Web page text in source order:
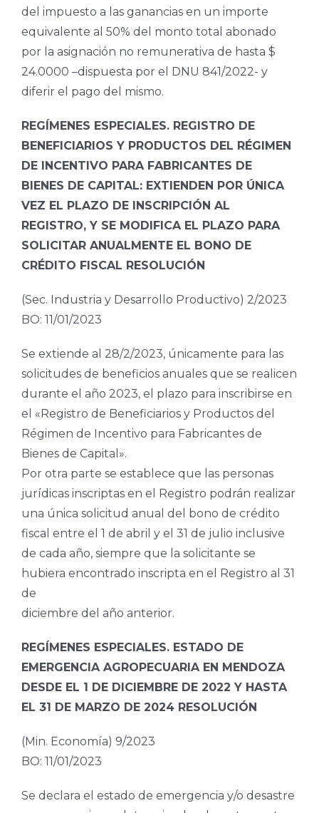
del impuesto a las ganancias en un importe
equivalente al 50% del monto total abonado
por la asignación no remunerativa de hasta $
24.0000 –dispuesta por el DNU 841/2022- y
diferir el pago del mismo.
REGÍMENES ESPECIALES. REGISTRO DE
BENEFICIARIOS Y PRODUCTOS DEL RÉGIMEN
DE INCENTIVO PARA FABRICANTES DE
BIENES DE CAPITAL: EXTIENDEN POR ÚNICA
VEZ EL PLAZO DE INSCRIPCIÓN AL
REGISTRO, Y SE MODIFICA EL PLAZO PARA
SOLICITAR ANUALMENTE EL BONO DE
CRÉDITO FISCAL RESOLUCIÓN
(Sec. Industria y Desarrollo Productivo) 2/2023
BO: 11/01/2023
Se extiende al 28/2/2023, únicamente para las
solicitudes de beneficios anuales que se realicen
durante el año 2023, el plazo para inscribirse en
el «Registro de Beneficiarios y Productos del
Régimen de Incentivo para Fabricantes de
Bienes de Capital».
Por otra parte se establece que las personas
jurídicas inscriptas en el Registro podrán realizar
una única solicitud anual del bono de crédito
fiscal entre el 1 de abril y el 31 de julio inclusive
de cada año, siempre que la solicitante se
hubiera encontrado inscripta en el Registro al 31
de
diciembre del año anterior.
REGÍMENES ESPECIALES. ESTADO DE
EMERGENCIA AGROPECUARIA EN MENDOZA
DESDE EL 1 DE DICIEMBRE DE 2022 Y HASTA
EL 31 DE MARZO DE 2024 RESOLUCIÓN
(Min. Economía) 9/2023
BO: 11/01/2023
Se declara el estado de emergencia y/o desastre